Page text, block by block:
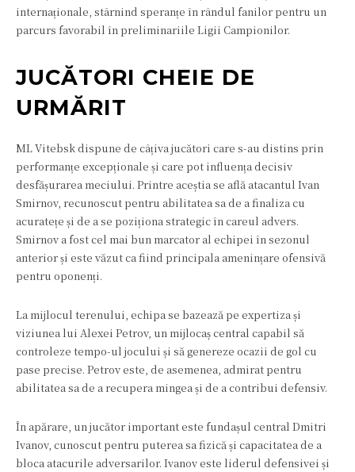
internaționale, stârnind speranțe în rândul fanilor pentru un
parcurs favorabil în preliminariile Ligii Campionilor.
JUCĂTORI CHEIE DE
URMĂRIT
ML Vitebsk dispune de câțiva jucători care s-au distins prin
performanțe excepționale și care pot influența decisiv
desfășurarea meciului. Printre aceștia se află atacantul Ivan
Smirnov, recunoscut pentru abilitatea sa de a finaliza cu
acuratețe și de a se poziționa strategic în careul advers.
Smirnov a fost cel mai bun marcator al echipei în sezonul
anterior și este văzut ca fiind principala amenințare ofensivă
pentru oponenți.
La mijlocul terenului, echipa se bazează pe expertiza și
viziunea lui Alexei Petrov, un mijlocaș central capabil să
controleze tempo-ul jocului și să genereze ocazii de gol cu
pase precise. Petrov este, de asemenea, admirat pentru
abilitatea sa de a recupera mingea și de a contribui defensiv.
În apărare, un jucător important este fundașul central Dmitri
Ivanov, cunoscut pentru puterea sa fizică și capacitatea de a
bloca atacurile adversarilor. Ivanov este liderul defensivei și